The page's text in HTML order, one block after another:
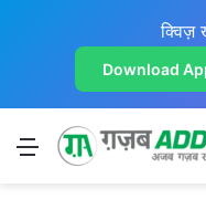
क्विज़
Download
Menu